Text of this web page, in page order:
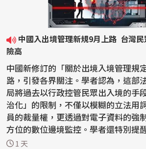
險高
中國新修訂的「關於出境入境管理規
路，引發各界關注。學者認為，這部
局將過去以行政控管民眾出入境的手
治化」的限制，不僅以模糊的立法用
員的裁量權，更透過對電子資料的強
方位的數位邊境監控。學者還特別提
的對象...
1 天